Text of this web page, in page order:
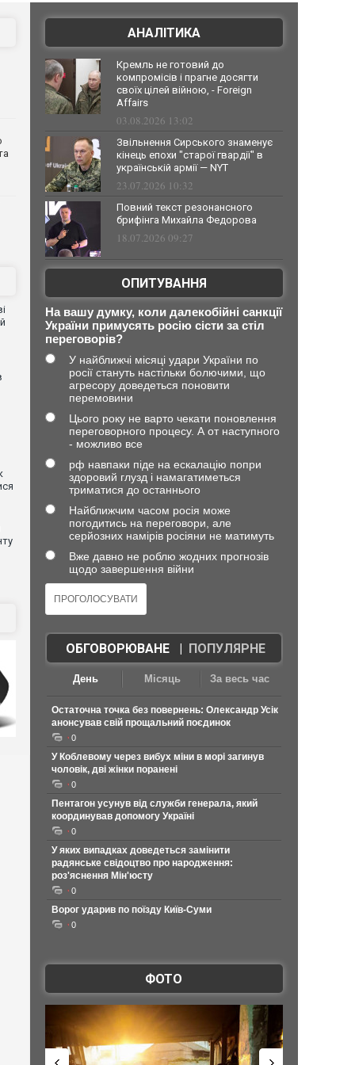
АНАЛІТИКА
Кремль не готовий до
компромісів і прагне досягти
своїх цілей війною, - Foreign
Affairs
03.08.2026 13:02
Звільнення Сирського знаменує
кінець епохи "старої гвардії" в
українській армії — NYT
23.07.2026 10:32
Повний текст резонансного
брифінга Михайла Федорова
18.07.2026 09:27
ОПИТУВАННЯ
На вашу думку, коли далекобійні санкції
України примусять росію сісти за стіл
переговорів?
У найближчі місяці удари України по
росії стануть настільки болючими, що
агресору доведеться поновити
перемовини
Цього року не варто чекати поновлення
переговорного процесу. А от наступного
- можливо все
рф навпаки піде на ескалацію попри
здоровий глузд і намагатиметься
триматися до останнього
Найближчим часом росія може
погодитись на переговори, але
серйозних намірів росіяни не матимуть
Вже давно не роблю жодних прогнозів
щодо завершення війни
ОБГОВОРЮВАНЕ| ПОПУЛЯРНЕ
День Місяць За весь час
Остаточна точка без повернень: Олександр Усік
анонсував свій прощальний поєдинок
0
У Коблевому через вибух міни в морі загинув
чоловік, дві жінки поранені
0
Пентагон усунув від служби генерала, який
координував допомогу Україні
0
У яких випадках доведеться замінити
радянське свідоцтво про народження:
роз'яснення Мін'юсту
0
Ворог ударив по поїзду Київ-Суми
0
ФОТО